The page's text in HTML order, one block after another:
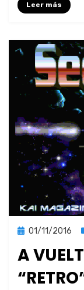
Leer más
Publicada
01/11/2016
A